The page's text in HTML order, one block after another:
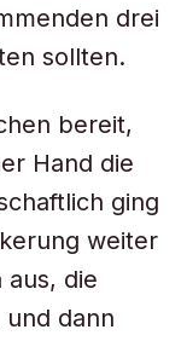
drei
sollten.
bereit,
Hand die
ging
weiter
die
dann